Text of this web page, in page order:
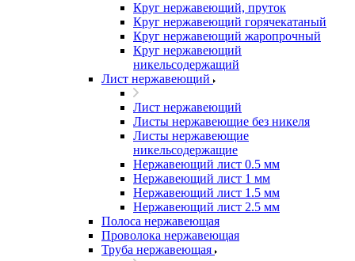
Круг нержавеющий, пруток
Круг нержавеющий горячекатаный
Круг нержавеющий жаропрочный
Круг нержавеющий
никельсодержащий
Лист нержавеющий
Лист нержавеющий
Листы нержавеющие без никеля
Листы нержавеющие
никельсодержащие
Нержавеющий лист 0.5 мм
Нержавеющий лист 1 мм
Нержавеющий лист 1.5 мм
Нержавеющий лист 2.5 мм
Полоса нержавеющая
Проволока нержавеющая
Труба нержавеющая